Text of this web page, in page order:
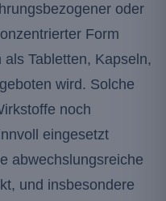
oder
Form
Tabletten, Kapseln,
wird. Solche
noch
eingesetzt
abwechslungsreiche
und insbesondere